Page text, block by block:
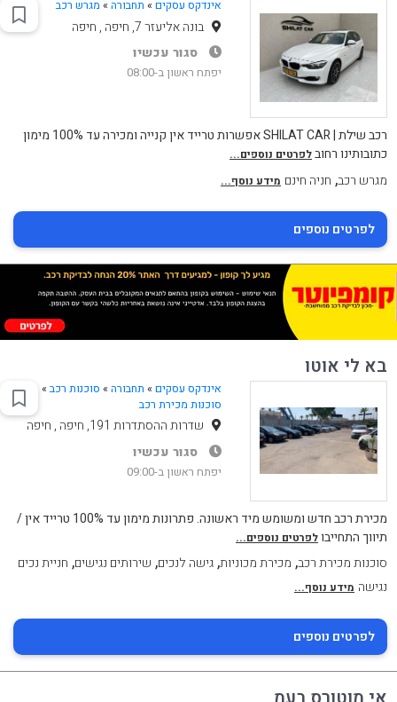
אינדקס עסקים » תחבורה» מגרש רכב
בונה אליעזר 7, חיפה , חיפה
סגור עכשיו
יפתח ראשון ב-08:00
רכב שילת | SHILAT CAR אפשרות טרייד אין קנייה ומכירה עד 100% מימון
כתובותינו רחובלפרטים נוספים...
מגרש רכב, חניה חינם מידע נוסף...
לפרטים נוספים
בא לי אוטו
אינדקס עסקים » תחבורה» סוכנות רכב»
סוכנות מכירת רכב
שדרות ההסתדרות 191, חיפה , חיפה
סגור עכשיו
יפתח ראשון ב-09:00
מכירת רכב חדש ומשומש מיד ראשונה. פתרונות מימון עד 100% טרייד אין /
תיווך התחייבולפרטים נוספים...
סוכנות מכירת רכב, מכירת מכוניות,גישה לנכים, שירותים נגישים, חניית נכים
נגישה מידע נוסף...
לפרטים נוספים